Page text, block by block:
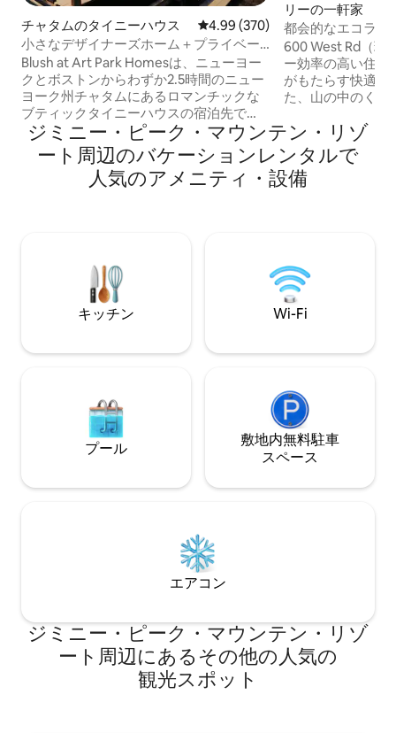
チャタムのタイニーハウス レビュー370件、5つ星中4.99つ
4.99 (370)
小さなデザイナーズホーム＋プライベー
トホットタブ、メインストリートまで徒
歩
Blush at Art Park Homesは、ニューヨー
クとボストンからわずか2.5時間のニュー
ヨーク州チャタムにあるロマンチックな
ブティックタイニーハウスの宿泊先で
す。専用のジャグジー、焚き火台、夢の
ようなロフトラウンジ、豪華なクイーン
ベッド、フルキッチン、全体に施された
こだわりの高級デザインをお楽しみくだ
リー、素晴らしいレストランの近くで、
ユニークなハドソンバレーでの休暇を求
めるカップルに最適です。
@artparkhomes
リーの一軒家
都会的なエコラグ
ークシャー山脈の
600 West Rd（環
ー効率の高い住宅
がもたらす快適さ
た、山の中のくつ
ックス、リーの真
にあり、グレート
15分です。スキー
ルウッドで素晴ら
お楽しみください
ちしております。
ジミニー・ピーク・マウンテン・リゾ
ート⁠周⁠辺⁠のバ⁠ケ⁠ー⁠シ⁠ョ⁠ン⁠レ⁠ン⁠タ⁠ル⁠で
人⁠気⁠のア⁠メ⁠ニ⁠テ⁠ィ⁠・⁠設⁠備
キッチン Wi-Fi
プール
敷地内無料駐⁠車
ス⁠ペ⁠ー⁠ス
エアコン
ジミニー・ピーク・マウンテン・リゾ
ート⁠周⁠辺⁠に⁠あ⁠るそ⁠の⁠他⁠の人⁠気⁠の
観⁠光⁠ス⁠ポ⁠ッ⁠ト